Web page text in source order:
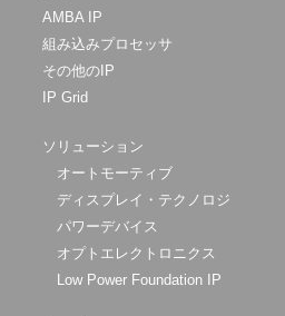
AMBA IP
組み込みプロセッサ
その他のIP
IP Grid
ソリューション
オートモーティブ
ディスプレイ・テクノロジ
パワーデバイス
オプトエレクトロニクス
Low Power Foundation IP